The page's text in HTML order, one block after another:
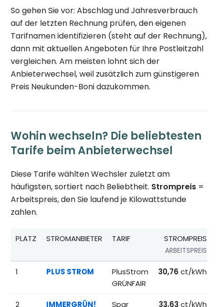
So gehen Sie vor: Abschlag und Jahresverbrauch
auf der letzten Rechnung prüfen, den eigenen
Tarifnamen identifizieren (steht auf der Rechnung),
dann mit aktuellen Angeboten für Ihre Postleitzahl
vergleichen. Am meisten lohnt sich der
Anbieterwechsel, weil zusätzlich zum günstigeren
Preis Neukunden-Boni dazukommen.
Wohin wechseln? Die beliebtesten
Tarife beim Anbieterwechsel
Diese Tarife wählten Wechsler zuletzt am
häufigsten, sortiert nach Beliebtheit. Strompreis =
Arbeitspreis, den Sie laufend je Kilowattstunde
zahlen.
Beliebteste Tarife beim Anbieterwechsel;
PLATZ STROMANBIETER TARIF STROMPREIS
ARBEITSPREIS
1 PLUS STROM
PlusStrom
GRÜNFAIR
30,76 ct/kWh
2 IMMERGRÜN! Spar 33,63 ct/kWh